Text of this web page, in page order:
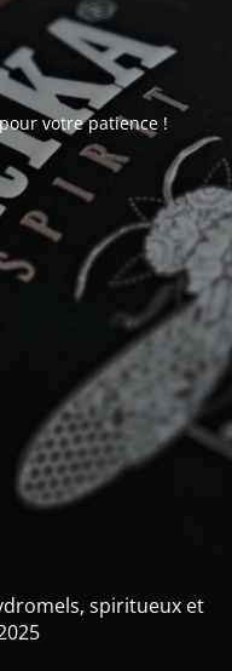
votre patience !
spiritueux et